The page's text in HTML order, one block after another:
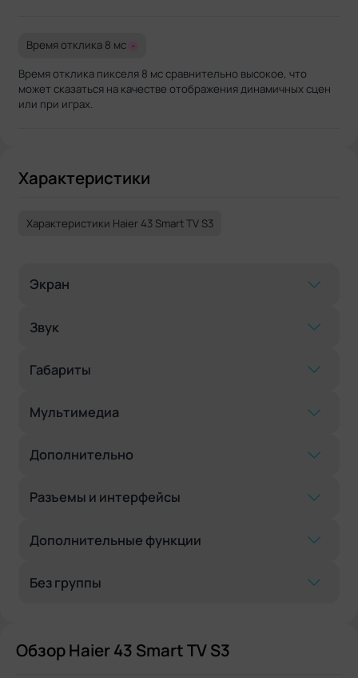
Время отклика 8 мс -
Время отклика пикселя 8 мс сравнительно высокое, что
может сказаться на качестве отображения динамичных сцен
или при играх.
Характеристики
Характеристики Haier 43 Smart TV S3
Экран
Звук
Габариты
Мультимедиа
Дополнительно
Разъемы и интерфейсы
Дополнительные функции
Без группы
Обзор Haier 43 Smart TV S3